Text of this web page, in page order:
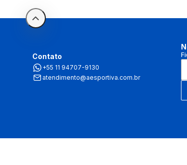
Contato
+55 11 94707-9130
atendimento@aesportiva.com.br